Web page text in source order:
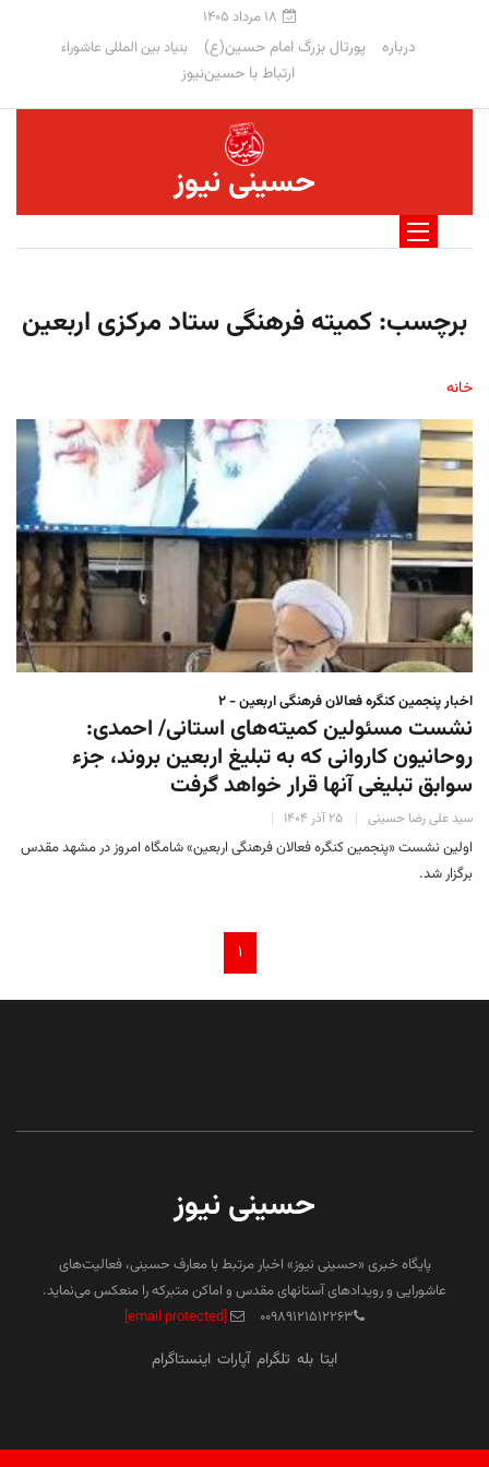
۱۸ مرداد ۱۴۰۵
درباره پورتال بزرگ امام حسین(ع) بنیاد بین المللی عاشوراء
ارتباط با حسین‌نیوز
حسینی نیوز
برچسب:کمیته فرهنگی ستاد مرکزی اربعین
خانه
اخبار پنجمین کنگره فعالان فرهنگی اربعین - ۲
نشست مسئولین کمیته‌های استانی/ احمدی:
روحانیون کاروانی که به تبلیغ اربعین بروند، جزء
سوابق تبلیغی آنها قرار خواهد گرفت
سید علی رضا حسینی ۲۵ آذر ۱۴۰۴
اولین نشست «پنجمین کنگره فعالان فرهنگی اربعین» شامگاه امروز در مشهد مقدس
برگزار شد.
۱
حسینی نیوز
پایگاه خبری «حسینی نیوز» اخبار مرتبط با معارف حسینی، فعالیت‌های
عاشورایی و رویدادهای آستانهای مقدس و اماکن متبرکه را منعکس می‌نماید.
۰۰۹۸۹۱۲۱۵۱۲۲۶۳
[email protected]
ایتا بله تلگرام آپارات اینستاگرام